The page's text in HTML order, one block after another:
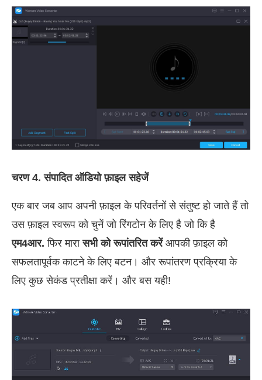
चरण 4. संपादित ऑडियो फ़ाइल सहेजें
एक बार जब आप अपनी फ़ाइल के परिवर्तनों से संतुष्ट हो जाते हैं तो
उस फ़ाइल स्वरूप को चुनें जो रिंगटोन के लिए है जो कि है
एम4आर. फिर मारासभी को रूपांतरित करेंआपकी फ़ाइल को
सफलतापूर्वक काटने के लिए बटन। और रूपांतरण प्रक्रिया के
लिए कुछ सेकंड प्रतीक्षा करें। और बस यही!